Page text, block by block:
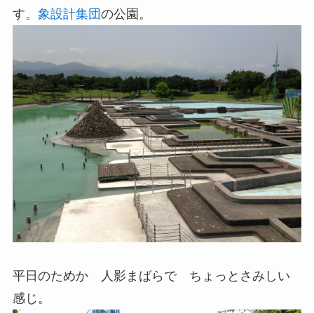
す。 象設計集団の公園。
平日のためか 人影まばらで ちょっとさみしい
感じ。